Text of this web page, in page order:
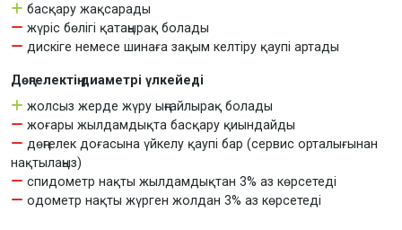
басқару жақсарады
жүріс бөлігі қатаңырақ болады
дискіге немесе шинаға зақым келтіру қаупі артады
Дөңгелектің диаметрі үлкейеді
жолсыз жерде жүру ыңғайлырақ болады
жоғары жылдамдықта басқару қиындайды
дөңгелек доғасына үйкелу қаупі бар (сервис орталығынан
нақтылаңыз)
спидометр нақты жылдамдықтан 3% аз көрсетеді
одометр нақты жүрген жолдан 3% аз көрсетеді